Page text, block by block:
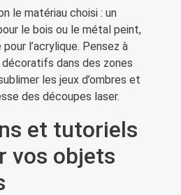
le matériau choisi : un
le bois ou le métal peint,
pour l’acrylique. Pensez à
dans des zones
les jeux d’ombres et
des découpes laser.
et tutoriels
vos objets